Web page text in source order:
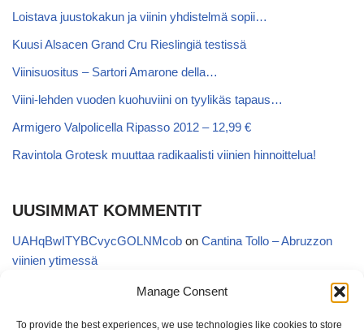
Manage Consent
To provide the best experiences, we use technologies like cookies to store
Loistava juustokakun ja viinin yhdistelmä sopii…
Kuusi Alsacen Grand Cru Rieslingiä testissä
Viinisuositus – Sartori Amarone della…
Viini-lehden vuoden kuohuviini on tyylikäs tapaus…
Armigero Valpolicella Ripasso 2012 – 12,99 €
Ravintola Grotesk muuttaa radikaalisti viinien hinnoittelua!
UUSIMMAT KOMMENTIT
UAHqBwITYBCvycGOLNMcob on Cantina Tollo – Abruzzon
viinien ytimessä
EgVGGttRTxKfbqUaWNglbonCantina Tollo – Abruzzon viinien